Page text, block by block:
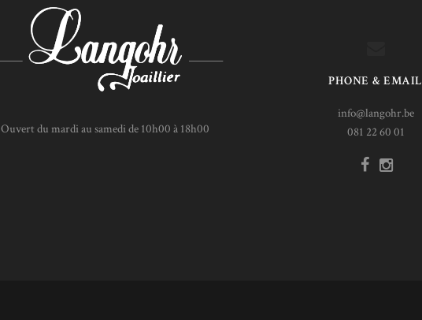
Ouvert du mardi au samedi de 10h00 à 18h00
PHONE & EMAIL
info@langohr.be
081 22 60 01